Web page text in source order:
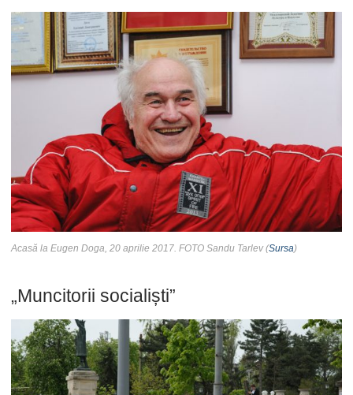
Acasă la Eugen Doga, 20 aprilie 2017. FOTO Sandu Tarlev (Sursa)
„Muncitorii socialiști”